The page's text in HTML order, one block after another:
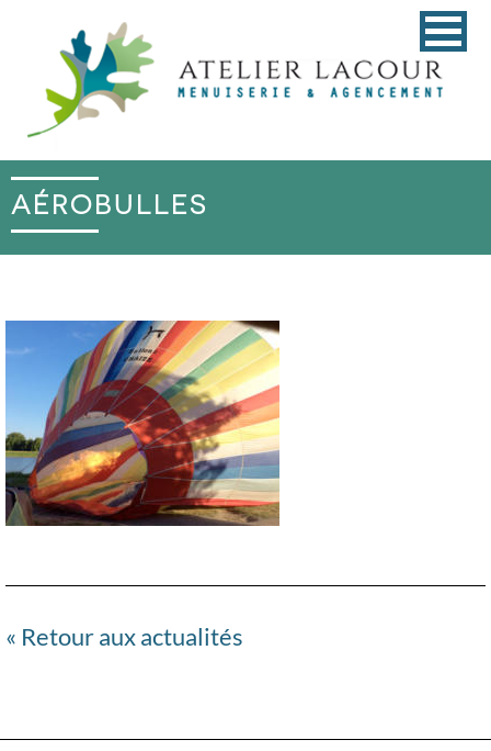
AÉROBULLES
« Retour aux actualités